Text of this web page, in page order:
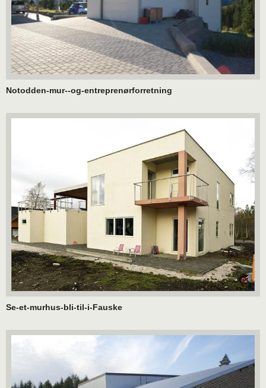
Notodden-mur--og-entreprenørforretning
Se-et-murhus-bli-til-i-Fauske